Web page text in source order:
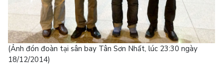
(Ảnh đón đoàn tại sân bay Tân Sơn Nhất, lúc 23:30 ngày
18/12/2014)